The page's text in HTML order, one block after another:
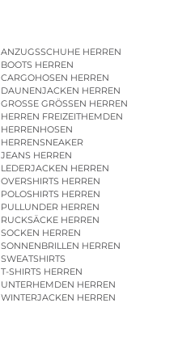
ANZUGSSCHUHE HERREN
BOOTS HERREN
CARGOHOSEN HERREN
DAUNENJACKEN HERREN
GROSSE GRÖSSEN HERREN
HERREN FREIZEITHEMDEN
HERRENHOSEN
HERRENSNEAKER
JEANS HERREN
LEDERJACKEN HERREN
OVERSHIRTS HERREN
POLOSHIRTS HERREN
PULLUNDER HERREN
RUCKSÄCKE HERREN
SOCKEN HERREN
SONNENBRILLEN HERREN
SWEATSHIRTS
T-SHIRTS HERREN
UNTERHEMDEN HERREN
WINTERJACKEN HERREN